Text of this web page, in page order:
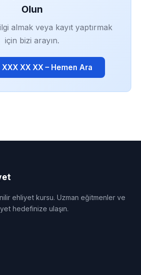
Olun
almak veya kayıt yaptırmak
için bizi arayın.
XX XX – Hemen Ara
ehliyet kursu. Uzman eğitmenler ve
hedefinize ulaşın.